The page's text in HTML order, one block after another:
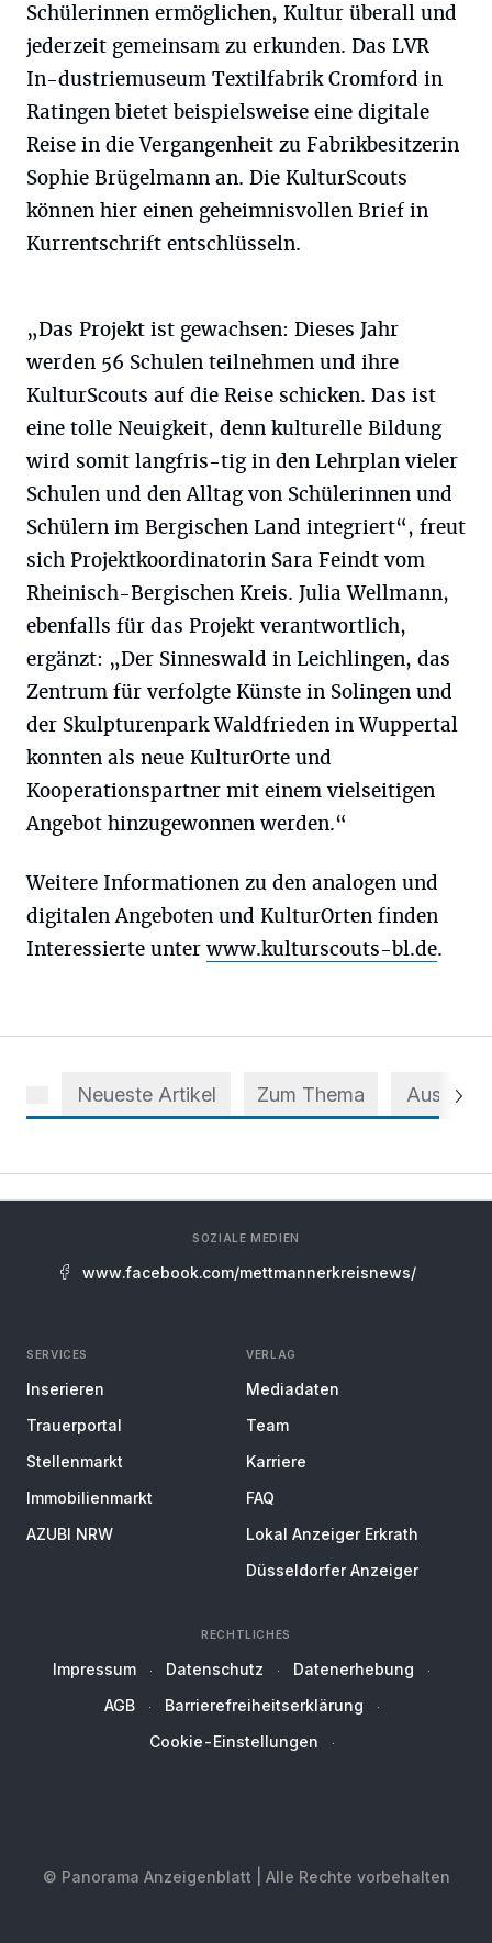
Schülerinnen ermöglichen, Kultur überall und
jederzeit gemeinsam zu erkunden. Das LVR
In-dustriemuseum Textilfabrik Cromford in
Ratingen bietet beispielsweise eine digitale
Reise in die Vergangenheit zu Fabrikbesitzerin
Sophie Brügelmann an. Die KulturScouts
können hier einen geheimnisvollen Brief in
Kurrentschrift entschlüsseln.
„Das Projekt ist gewachsen: Dieses Jahr
werden 56 Schulen teilnehmen und ihre
KulturScouts auf die Reise schicken. Das ist
eine tolle Neuigkeit, denn kulturelle Bildung
wird somit langfris-tig in den Lehrplan vieler
Schulen und den Alltag von Schülerinnen und
Schülern im Bergischen Land integriert“, freut
sich Projektkoordinatorin Sara Feindt vom
Rheinisch-Bergischen Kreis. Julia Wellmann,
ebenfalls für das Projekt verantwortlich,
ergänzt: „Der Sinneswald in Leichlingen, das
Zentrum für verfolgte Künste in Solingen und
der Skulpturenpark Waldfrieden in Wuppertal
konnten als neue KulturOrte und
Kooperationspartner mit einem vielseitigen
Angebot hinzugewonnen werden.“
Weitere Informationen zu den analogen und
digitalen Angeboten und KulturOrten finden
Interessierte unterwww.kulturscouts-bl.de.
Neueste Artikel Zum Thema Aus dem
SOZIALE MEDIEN
www.facebook.com/mettmannerkreisnews/
SERVICES
Inserieren
Trauerportal
Stellenmarkt
Immobilienmarkt
AZUBI NRW
VERLAG
Mediadaten
Team
Karriere
FAQ
Lokal Anzeiger Erkrath
Düsseldorfer Anzeiger
RECHTLICHES
Impressum Datenschutz
Datenerhebung
AGB
Barrierefreiheitserklärung
Cookie-Einstellungen
© Panorama Anzeigenblatt | Alle Rechte vorbehalten